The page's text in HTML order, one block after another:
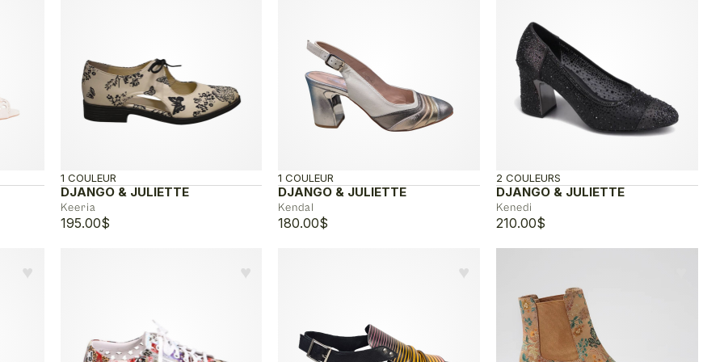
DJANGO & JULIETTE
Keeria
1 COULEUR
195.00$
DJANGO & JULIETTE
Kendal
1 COULEUR
180.00$
DJANGO & JULIETTE
Kenedi
2 COULEURS
210.00$
♥︎ ♥︎ ♥︎